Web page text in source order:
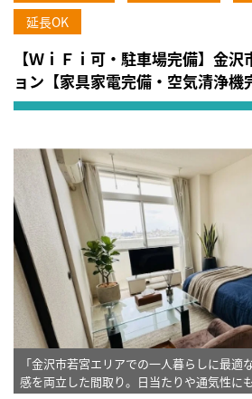
延長OK
【ＷｉＦｉ可・駐車場完備】金
ョン【家具家電完備・空気清浄機
「金沢市若宮エリアでの一人暮らしに最適
感を両立した間取り。日当たりや通気性に